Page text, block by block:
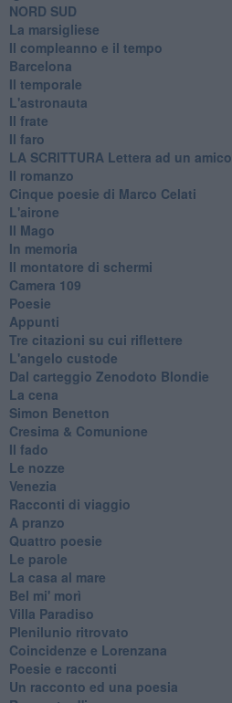
​NORD SUD
La marsigliese
Il compleanno e il tempo
Barcelona
Il temporale
L'astronauta
Il frate
Il faro
​LA SCRITTURA Lettera ad un amico
Il romanzo
Cinque poesie di Marco Celati
L'airone
Il Mago
In memoria
Il montatore di schermi
Camera 109
Poesie
Appunti
Tre citazioni su cui riflettere
L'angelo custode
Dal carteggio Zenodoto Blondie
La cena
Simon Benetton
Cresima & Comunione
Il fado
Le nozze
Venezia
Racconti di viaggio
A pranzo
Quattro poesie
Le parole
La casa al mare
Bel mi' morì
Villa Paradiso
Plenilunio ritrovato
Coincidenze e Lorenzana
Poesie e racconti
Un racconto ed una poesia